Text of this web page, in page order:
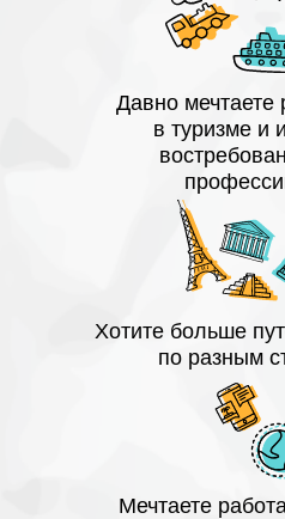
Хотите больше
по разным
Давно мечтаете
в туризме и
Мечтаете